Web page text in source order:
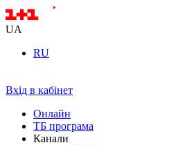
UA
RU
Вхід в кабінет
Онлайн
ТБ програма
Канали